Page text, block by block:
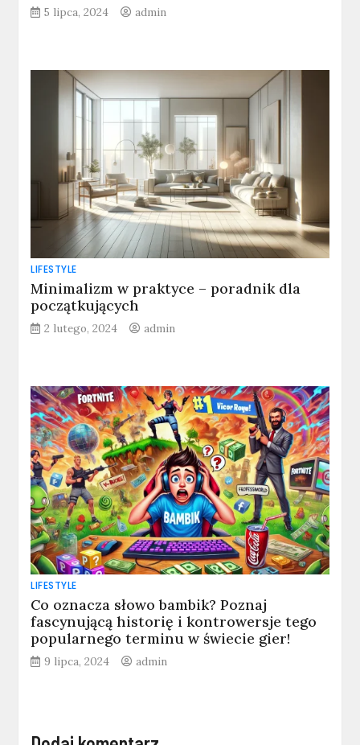
5 lipca, 2024 admin
LIFESTYLE
Minimalizm w praktyce – poradnik dla
początkujących
2 lutego, 2024 admin
LIFESTYLE
Co oznacza słowo bambik? Poznaj
fascynującą historię i kontrowersje tego
popularnego terminu w świecie gier!
9 lipca, 2024 admin